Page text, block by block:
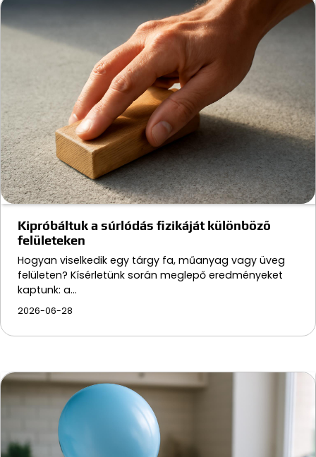
Kipróbáltuk a súrlódás fizikáját különböző
felületeken
Hogyan viselkedik egy tárgy fa, műanyag vagy üveg
felületen? Kísérletünk során meglepő eredményeket
kaptunk: a…
2026-06-28